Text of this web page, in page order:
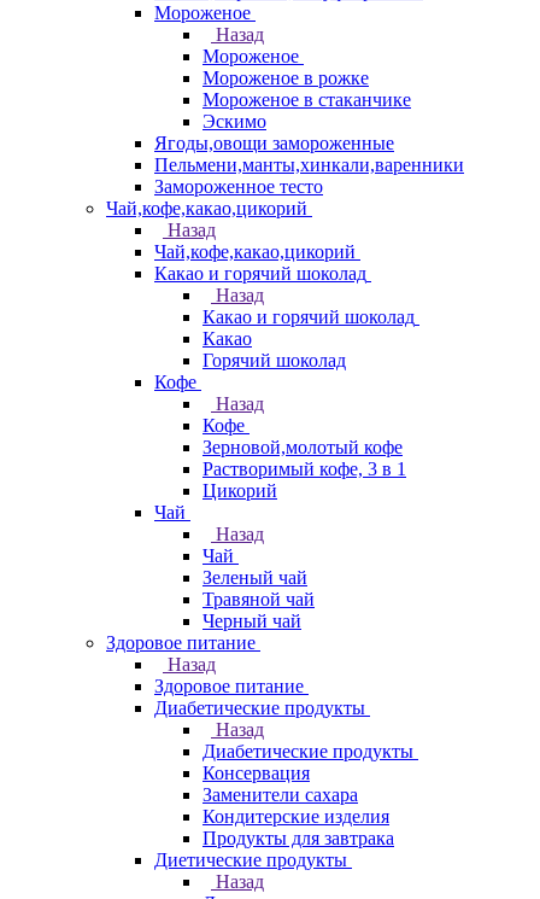
Мороженое
Назад
Мороженое
Мороженое в рожке
Мороженое в стаканчике
Эскимо
Ягоды,овощи замороженные
Пельмени,манты,хинкали,варенники
Замороженное тесто
Чай,кофе,какао,цикорий
Назад
Чай,кофе,какао,цикорий
Какао и горячий шоколад
Назад
Какао и горячий шоколад
Какао
Горячий шоколад
Кофе
Назад
Кофе
Зерновой,молотый кофе
Растворимый кофе, 3 в 1
Цикорий
Чай
Назад
Чай
Зеленый чай
Травяной чай
Черный чай
Здоровое питание
Назад
Здоровое питание
Диабетические продукты
Назад
Диабетические продукты
Консервация
Заменители сахара
Кондитерские изделия
Продукты для завтрака
Диетические продукты
Назад